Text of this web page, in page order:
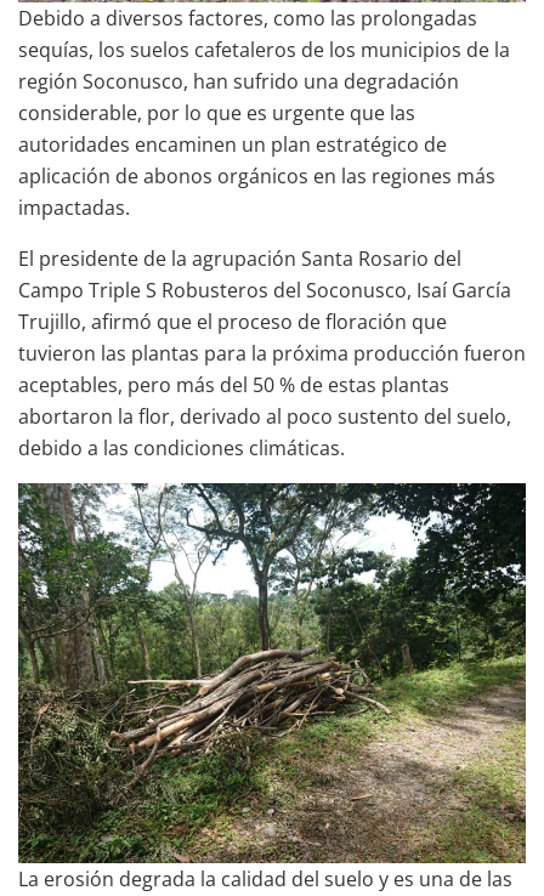
Debido a diversos factores, como las prolongadas
sequías, los suelos cafetaleros de los municipios de la
región Soconusco, han sufrido una degradación
considerable, por lo que es urgente que las
autoridades encaminen un plan estratégico de
aplicación de abonos orgánicos en las regiones más
impactadas.
El presidente de la agrupación Santa Rosario del
Campo Triple S Robusteros del Soconusco, Isaí García
Trujillo, afirmó que el proceso de floración que
tuvieron las plantas para la próxima producción fueron
aceptables, pero más del 50 % de estas plantas
abortaron la flor, derivado al poco sustento del suelo,
debido a las condiciones climáticas.
La erosión degrada la calidad del suelo y es una de las